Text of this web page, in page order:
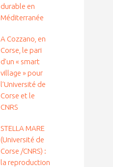
durable en
Méditerranée
A Cozzano, en
Corse, le pari
d’un « smart
village » pour
l’Université de
Corse et le
CNRS
STELLA MARE
(Université de
Corse /CNRS) :
la reproduction